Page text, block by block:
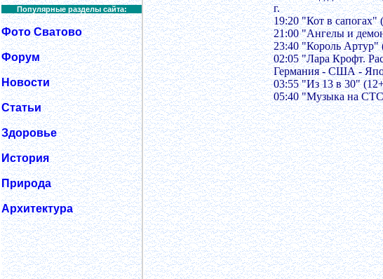
Популярные разделы сайта:
Фото Сватово
Форум
Новости
Статьи
Здоровье
История
Природа
Архитектура
г.
19:20 "Кот в
21:00 "Ангелы и
23:40 "Король Артур"
02:05 "Лара Крофт.
Германия - США -
03:55 "Из 13 в 30"
05:40 "Музыка на